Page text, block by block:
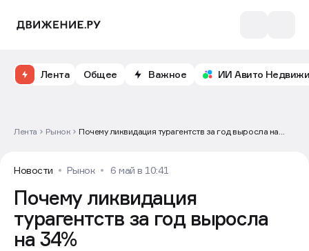
Лента Общее Важное ИИ Авито
Лента Рынок
Почему ликвидация турагентств за год выросла на
Новости Рынок 6 май в 10:41
Почему ликвидация
турагентств за год выросла
на 34%